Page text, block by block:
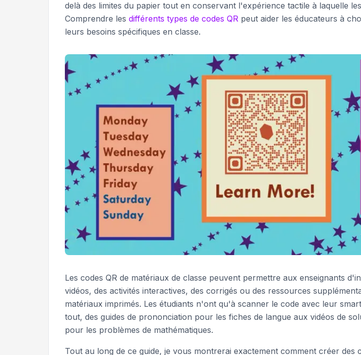
delà des limites du papier tout en conservant l'expérience tactile à laquelle
Comprendre les différents types de codes QR peut aider les éducateurs à
leurs besoins spécifiques en classe.
Les codes QR de matériaux de classe peuvent permettre aux enseignants
vidéos, des activités interactives, des corrigés ou des ressources
matériaux imprimés. Les étudiants n'ont qu'à scanner le code avec leur
tout, des guides de prononciation pour les fiches de langue aux vidéos de
pour les problèmes de mathématiques.
Tout au long de ce guide, je vous montrerai exactement comment créer des